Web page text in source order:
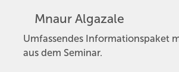
Mnaur Algazale
Umfassendes Informationspaket
aus dem Seminar.